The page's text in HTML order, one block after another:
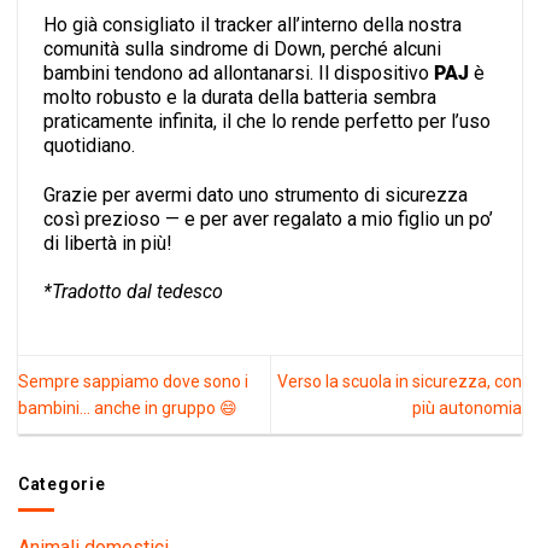
Ho già consigliato il tracker all’interno della nostra
comunità sulla sindrome di Down, perché alcuni
bambini tendono ad allontanarsi. Il dispositivo PAJ è
molto robusto e la durata della batteria sembra
praticamente infinita, il che lo rende perfetto per l’uso
quotidiano.
Grazie per avermi dato uno strumento di sicurezza
così prezioso — e per aver regalato a mio figlio un po’
di libertà in più!
*Tradotto dal tedesco
Sempre sappiamo dove sono i
bambini… anche in gruppo 😄
Verso la scuola in sicurezza, con
più autonomia
Categorie